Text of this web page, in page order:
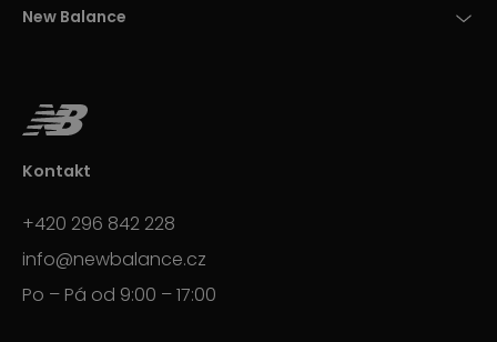
New Balance
Kontakt
+420 296 842 228
info@newbalance.cz
Po – Pá od 9:00 – 17:00